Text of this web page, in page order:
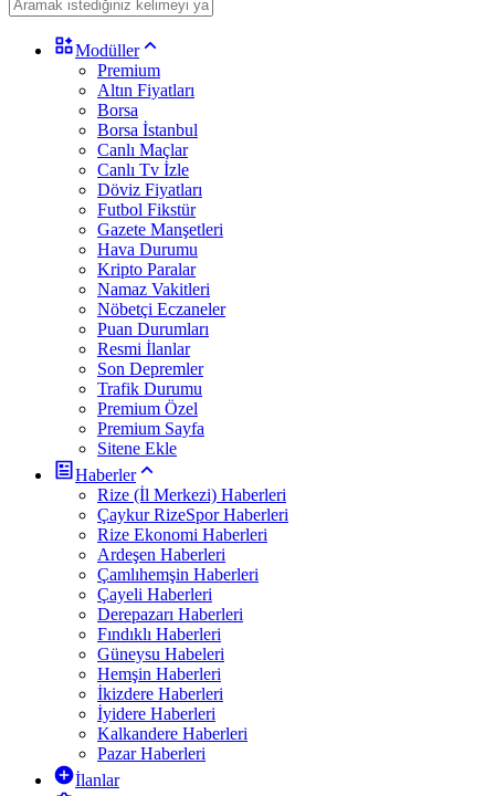
Modüller
Premium
Altın Fiyatları
Borsa
Borsa İstanbul
Canlı Maçlar
Canlı Tv İzle
Döviz Fiyatları
Futbol Fikstür
Gazete Manşetleri
Hava Durumu
Kripto Paralar
Namaz Vakitleri
Nöbetçi Eczaneler
Puan Durumları
Resmi İlanlar
Son Depremler
Trafik Durumu
Premium Özel
Premium Sayfa
Sitene Ekle
Haberler
Rize (İl Merkezi) Haberleri
Çaykur RizeSpor Haberleri
Rize Ekonomi Haberleri
Ardeşen Haberleri
Çamlıhemşin Haberleri
Çayeli Haberleri
Derepazarı Haberleri
Fındıklı Haberleri
Güneysu Habeleri
Hemşin Haberleri
İkizdere Haberleri
İyidere Haberleri
Kalkandere Haberleri
Pazar Haberleri
İlanlar